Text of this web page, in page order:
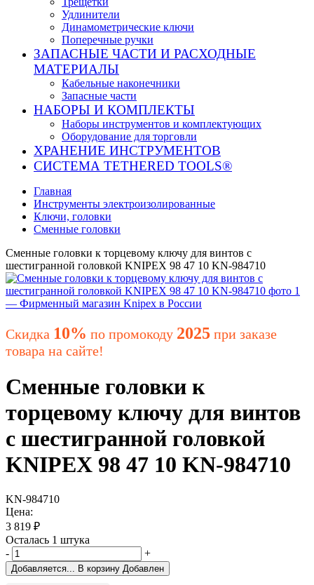
Удлинители
Динамометрические ключи
Поперечные ручки
ЗАПАСНЫЕ ЧАСТИ И РАСХОДНЫЕ
МАТЕРИАЛЫ
Кабельные наконечники
Запасные части
НАБОРЫ И КОМПЛЕКТЫ
Наборы инструментов и комплектующих
Оборудование для торговли
ХРАНЕНИЕ ИНС­ТРУ­МЕН­ТОВ
СИСТЕМА TETHERED TOOLS®
Главная
Инструменты электроизолированные
Ключи, головки
Сменные головки
Сменные головки к торцевому ключу для винтов с
шестигранной головкой KNIPEX 98 47 10 KN-984710
Скидка 10% по промокоду 2025 при заказе
товара на сайте!
Сменные головки к
торцевому ключу для винтов
с шестигранной головкой
KNIPEX 98 47 10 KN-984710
KN-984710
Цена:
3 819 ₽
Осталась 1 штука
-
+
Добавляется... В корзину Добавлен